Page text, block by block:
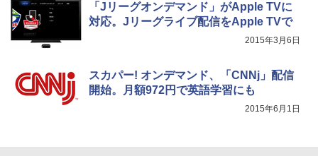
「Jリーグオンデマンド」がApple TVに
対応。Jリーグライブ配信をApple TVで
2015年3月6日
スカパー! オンデマンド、「CNNj」配信
開始。月額972円で英語学習にも
2015年6月1日